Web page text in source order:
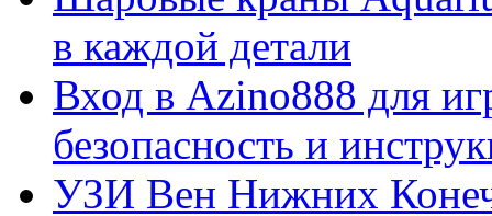
в каждой детали
Вход в Azino888 для
безопасность и
УЗИ Вен Нижних